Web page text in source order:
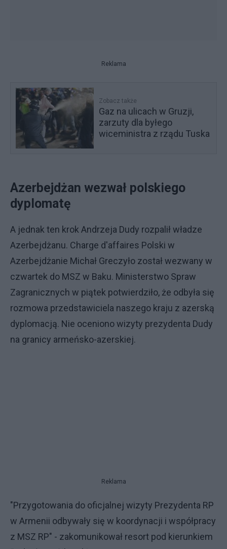
Reklama
Zobacz także
Gaz na ulicach w Gruzji,
zarzuty dla byłego
wiceministra z rządu Tuska
Azerbejdżan wezwał polskiego
dyplomatę
A jednak ten krok Andrzeja Dudy rozpalił władze
Azerbejdżanu. Charge d'affaires Polski w
Azerbejdżanie Michał Greczyło został wezwany w
czwartek do MSZ w Baku. Ministerstwo Spraw
Zagranicznych w piątek potwierdziło, że odbyła się
rozmowa przedstawiciela naszego kraju z azerską
dyplomacją. Nie oceniono wizyty prezydenta Dudy
na granicy armeńsko-azerskiej.
Reklama
"Przygotowania do oficjalnej wizyty Prezydenta RP
w Armenii odbywały się w koordynacji i współpracy
z MSZ RP" - zakomunikował resort pod kierunkiem